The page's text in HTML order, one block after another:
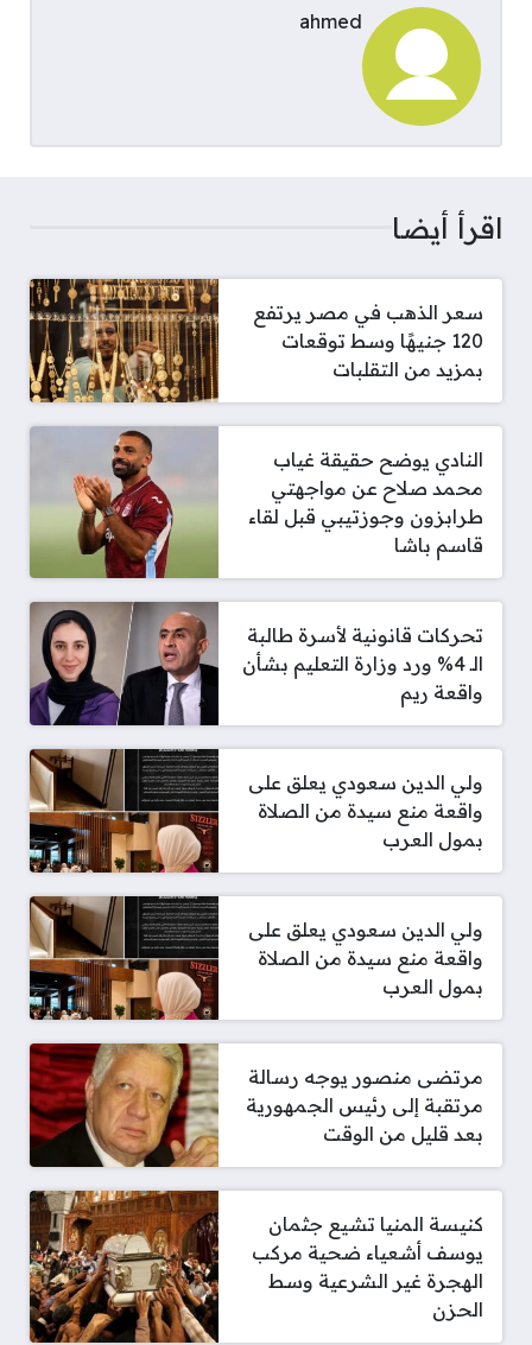
ahmed
اقرأ أيضا
سعر الذهب في مصر يرتفع
120 جنيهًا وسط توقعات
بمزيد من التقلبات
النادي يوضح حقيقة غياب
محمد صلاح عن مواجهتي
طرابزون وجوزتيبي قبل لقاء
قاسم باشا
تحركات قانونية لأسرة طالبة
الـ 4% ورد وزارة التعليم بشأن
واقعة ريم
ولي الدين سعودي يعلق على
واقعة منع سيدة من الصلاة
بمول العرب
ولي الدين سعودي يعلق على
واقعة منع سيدة من الصلاة
بمول العرب
مرتضى منصور يوجه رسالة
مرتقبة إلى رئيس الجمهورية
بعد قليل من الوقت
كنيسة المنيا تشيع جثمان
يوسف أشعياء ضحية مركب
الهجرة غير الشرعية وسط
الحزن